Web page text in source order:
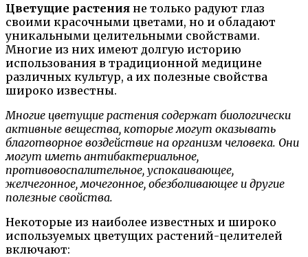
Цветущие растения не только радуют глаз
своими красочными цветами, но и обладают
уникальными целительными свойствами.
Многие из них имеют долгую историю
использования в традиционной медицине
различных культур, а их полезные свойства
широко известны.
Многие цветущие растения содержат биологически
активные вещества, которые могут оказывать
благотворное воздействие на организм человека. Они
могут иметь антибактериальное,
противовоспалительное, успокаивающее,
желчегонное, мочегонное, обезболивающее и другие
полезные свойства.
Некоторые из наиболее известных и широко
используемых цветущих растений-целителей
включают: